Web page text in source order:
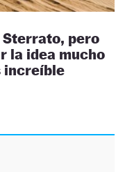
pero
la idea mucho
increíble